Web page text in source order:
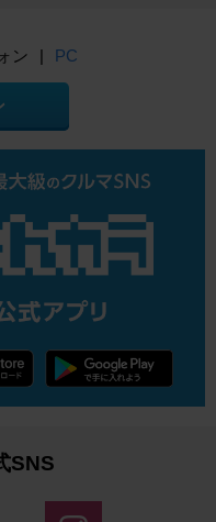
ン | PC
SNS